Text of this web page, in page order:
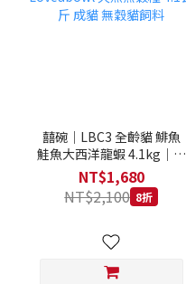
囍碗｜LBC3 全齡貓 鯡魚
鮭魚大西洋龍蝦 4.1kg｜加
拿大 Loveabowl 天然無穀
糧 4.1公斤 成貓 無穀貓飼
料
NT$1,680
NT$2,100 8折